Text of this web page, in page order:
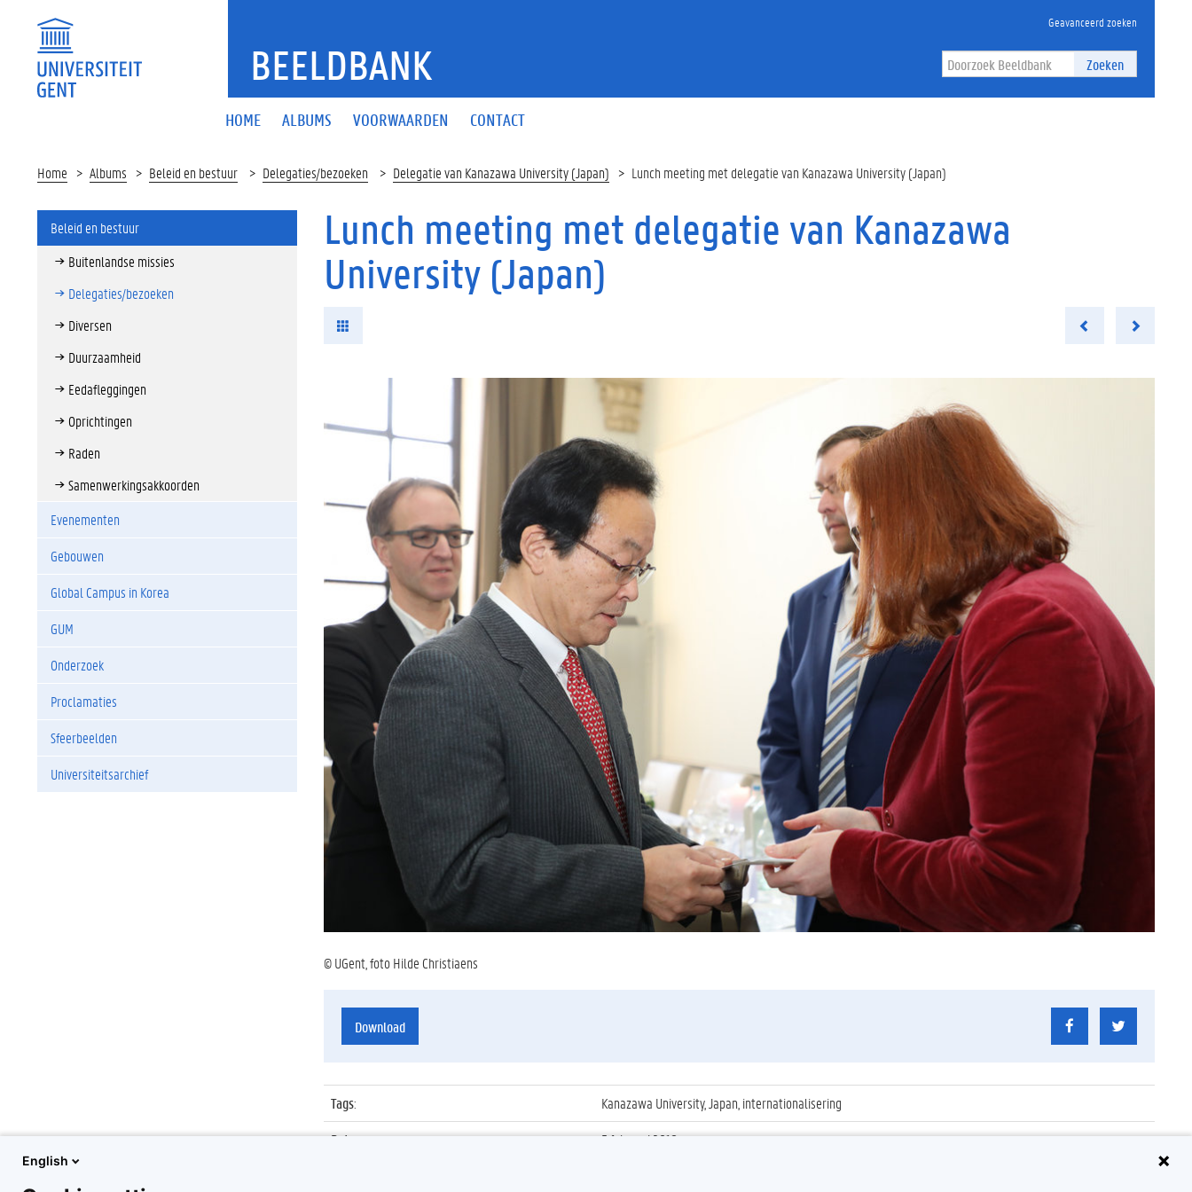
BEELDBANK
Geavanceerd zoeken
Zoeken
HOME ALBUMS VOORWAARDEN CONTACT
Home Albums Beleid en bestuur Delegaties/bezoeken Delegatie van Kanazawa University (Japan) Lunch meeting met delegatie van Kanazawa University (Japan)
Beleid en bestuur
Buitenlandse missies
Delegaties/bezoeken
Diversen
Duurzaamheid
Eedafleggingen
Oprichtingen
Raden
Samenwerkingsakkoorden
Evenementen
Gebouwen
Global Campus in Korea
GUM
Onderzoek
Proclamaties
Sfeerbeelden
Universiteitsarchief
Lunch meeting met delegatie van Kanazawa
University (Japan)
© UGent, foto Hilde Christiaens
Download
Tags:
Kanazawa University, Japan, internationalisering
Datum:
5 februari 2018
English